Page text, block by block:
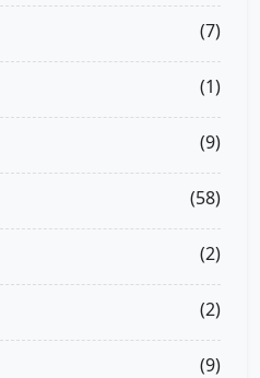
(7)
(1)
(9)
(58)
(2)
(2)
(9)